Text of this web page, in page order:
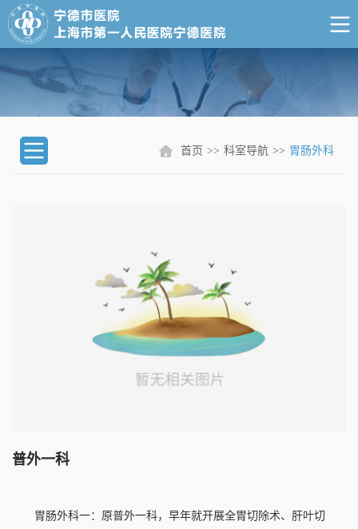
首页 >> 科室导航 >> 胃肠外科
普外一科
胃肠外科一：原普外一科，早年就开展全胃切除术、肝叶切